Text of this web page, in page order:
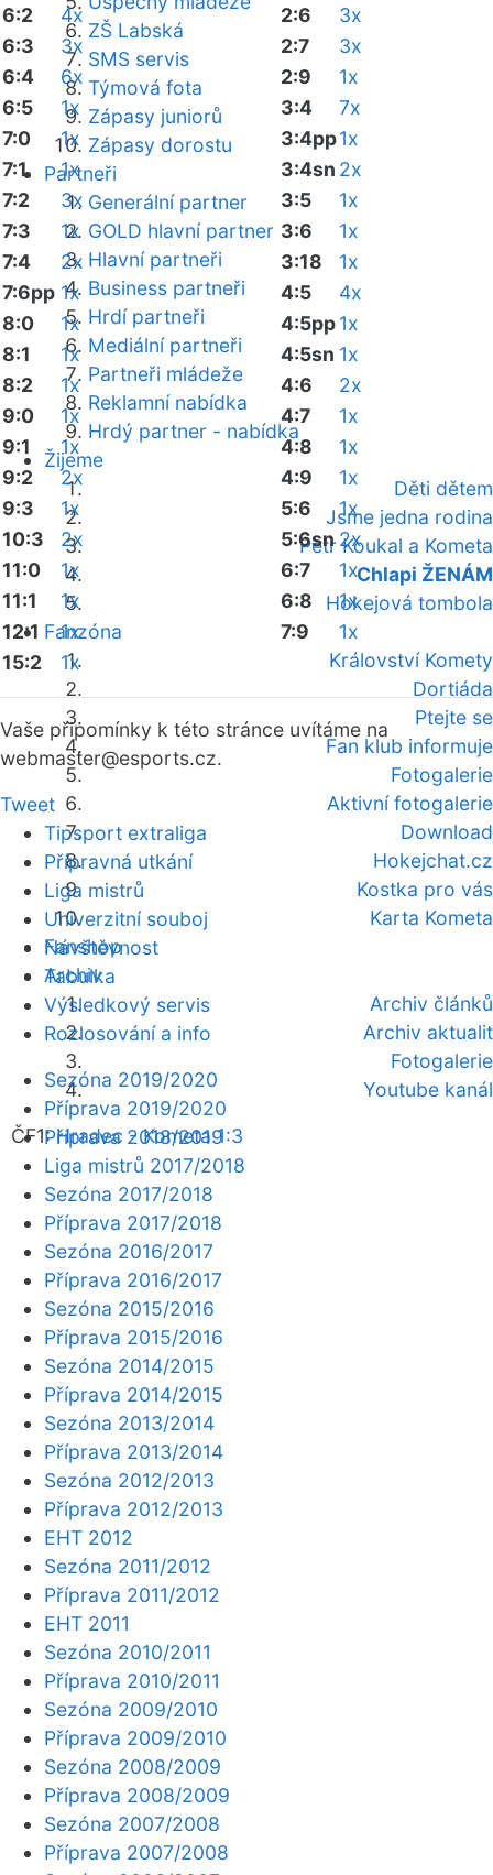
ZŠ Labská
SMS servis
Týmová fota
Zápasy juniorů
Zápasy dorostu
Partneři
Generální partner
GOLD hlavní partner
Hlavní partneři
Business partneři
Hrdí partneři
Mediální partneři
Partneři mládeže
Reklamní nabídka
Hrdý partner - nabídka
Žijeme
Děti dětem
Jsme jedna rodina
Petr Koukal a Kometa
Chlapi ŽENÁM
Hokejová tombola
Fanzóna
Království Komety
Dortiáda
Ptejte se
Fan klub informuje
Fotogalerie
Aktivní fotogalerie
Download
Hokejchat.cz
Kostka pro vás
Karta Kometa
Fanshop
Archiv
Archiv článků
Archiv aktualit
Fotogalerie
Youtube kanál
ČF1:Hradec - Kometa 1:3
6:2
4x
6:3
3x
6:4
6x
6:5
1x
7:0
1x
7:1
1x
7:2
3x
7:3
1x
7:4
2x
7:6pp 1x
8:0
1x
8:1
1x
8:2
1x
9:0
1x
9:1
1x
9:2
2x
9:3
1x
10:3
2x
11:0
1x
11:1
1x
12:1
1x
15:2
1x
2:6
3x
2:7
3x
2:9
1x
3:4
7x
3:4pp1x
3:4sn 2x
3:5
1x
3:6
1x
3:18
1x
4:5
4x
4:5pp1x
4:5sn 1x
4:6
2x
4:7
1x
4:8
1x
4:9
1x
5:6
1x
5:6sn 2x
6:7
1x
6:8
1x
7:9
1x
Vaše připomínky k této stránce uvítáme na
webmaster@esports.cz.
Tweet
Tipsport extraliga
Přípravná utkání
Liga mistrů
Univerzitní souboj
Návštěvnost
Tabulka
Výsledkový servis
Rozlosování a info
Sezóna 2019/2020
Příprava 2019/2020
Příprava 2018/2019
Liga mistrů 2017/2018
Sezóna 2017/2018
Příprava 2017/2018
Sezóna 2016/2017
Příprava 2016/2017
Sezóna 2015/2016
Příprava 2015/2016
Sezóna 2014/2015
Příprava 2014/2015
Sezóna 2013/2014
Příprava 2013/2014
Sezóna 2012/2013
Příprava 2012/2013
EHT 2012
Sezóna 2011/2012
Příprava 2011/2012
EHT 2011
Sezóna 2010/2011
Příprava 2010/2011
Sezóna 2009/2010
Příprava 2009/2010
Sezóna 2008/2009
Příprava 2008/2009
Sezóna 2007/2008
Příprava 2007/2008